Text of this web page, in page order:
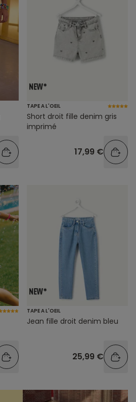
TAPE A L'OEIL
Short droit fille denim gris
imprimé
17,99 €
TAPE A L'OEIL
Jean fille droit denim bleu
25,99 €